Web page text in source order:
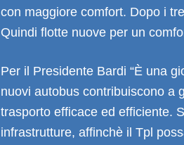
con maggiore comfort. Dopo i
Quindi flotte nuove per un
Per il Presidente Bardi “È una
nuovi autobus contribuiscono a
trasporto efficace ed efficiente.
infrastrutture, affinchè il Tpl